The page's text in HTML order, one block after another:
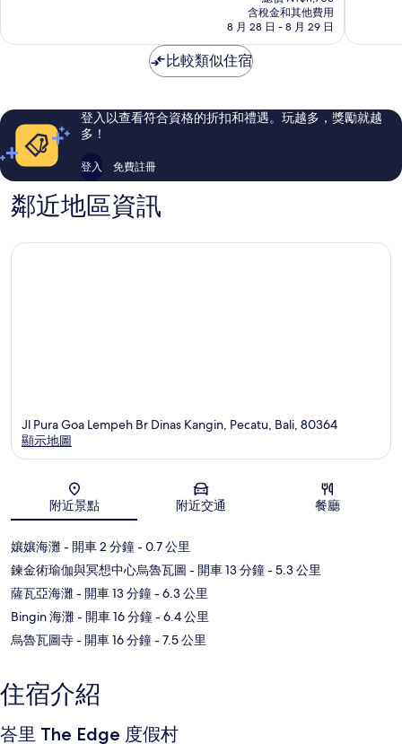
極
評
論
價
格
為
含稅金和其他費用
8 月 28 日 - 8 月 29 日
假
讚，
論
比較類似住宿
登入以查看符合資格的折扣和禮遇。玩越多，獎勵就越
多！
登入 免費註冊
鄰近地區資訊
地圖
Jl Pura Goa Lempeh Br Dinas Kangin, Pecatu, Bali, 80364
顯示地圖
附近景點 附近交通 餐廳
孃孃海灘- 開車 2 分鐘- 0.7 公里
鍊金術瑜伽與冥想中心烏魯瓦圖 - 開車 13 分鐘- 5.3 公里
薩瓦亞海灘- 開車 13 分鐘- 6.3 公里
Bingin 海灘- 開車 16 分鐘- 6.4 公里
烏魯瓦圖寺- 開車 16 分鐘- 7.5 公里
住宿介紹
峇里 The Edge 度假村